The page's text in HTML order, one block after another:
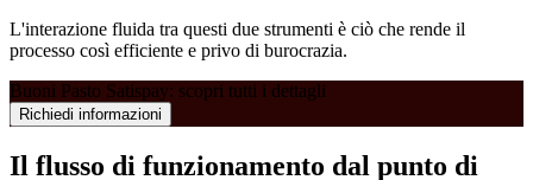
L'interazione fluida tra questi due strumenti è ciò che rende il
processo così efficiente e privo di burocrazia.
Buoni Pasto Satispay: scopri tutti i dettagli
Richiedi informazioni
Il flusso di funzionamento dal punto di